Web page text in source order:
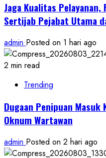
Jaga Kualitas
Sertijab Pejabat Utama
admin Posted on 1 hari ago
2 min read
Trending
Dugaan Penipuan Masuk
Oknum Wartawan
admin Posted on 2 hari ago